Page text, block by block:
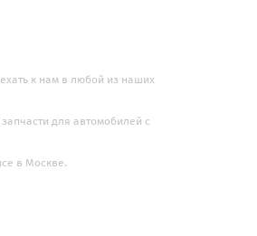
к нам в любой из наших
для автомобилей с
в Москве.